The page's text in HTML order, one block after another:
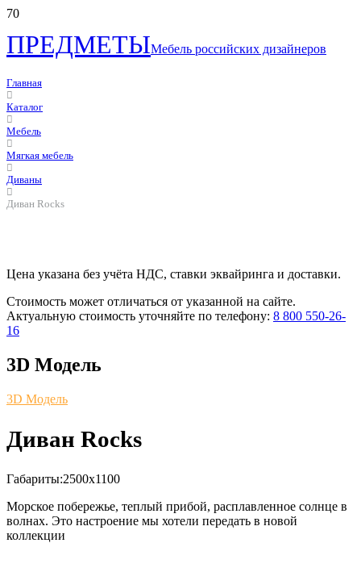
ПРЕДМЕТЫМебель российских дизайнеров
Главная
Каталог
Мебель
Мягкая мебель
Диваны
Диван Rocks
Цена указана без учёта НДС, ставки эквайринга и доставки.
Стоимость может отличаться от указанной на сайте.
Актуальную стоимость уточняйте по телефону: 8 800 550-26-
16
3D Модель
3D Модель
Диван Rocks
Габариты:2500х1100
Морское побережье, теплый прибой, расплавленное солнце в
волнах. Это настроение мы хотели передать в новой
коллекции